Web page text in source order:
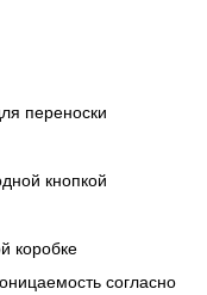
переноски
кнопкой
коробке
согласно